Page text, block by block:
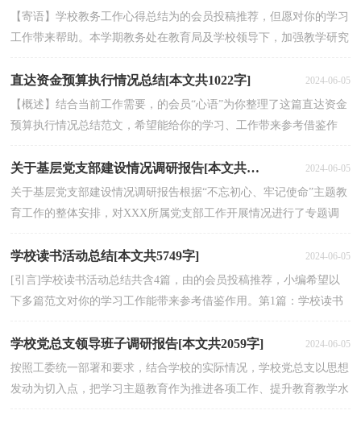
【寄语】学校教务工作心得总结为的会员投稿推荐，但愿对你的学习
工作带来帮助。本学期教务处在教育局及学校领导下，加强教学研究
直达资金预算执行情况总结[本文共1022字] 2024-06-05
【概述】结合当前工作需要，的会员“心语”为你整理了这篇直达资金
预算执行情况总结范文，希望能给你的学习、工作带来参考借鉴作
关于基层党支部建设情况调研报告[本文共3517字] 2024-06-05
关于基层党支部建设情况调研报告根据“不忘初心、牢记使命”主题教
育工作的整体安排，对XXX所属党支部工作开展情况进行了专题调
学校读书活动总结[本文共5749字] 2024-06-05
[引言]学校读书活动总结共含4篇，由的会员投稿推荐，小编希望以
下多篇范文对你的学习工作能带来参考借鉴作用。第1篇：学校读书
学校党总支领导班子调研报告[本文共2059字] 2024-06-05
按照工委统一部署和要求，结合学校的实际情况，学校党总支以思想
发动为切入点，把学习主题教育作为推进各项工作、提升教育教学水